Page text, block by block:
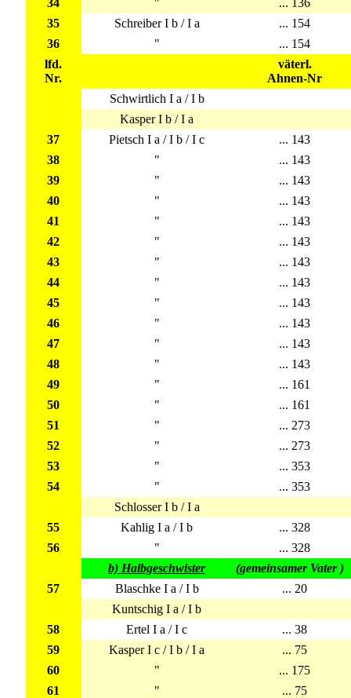
35
Schreiber I b / I a
... 154
36
"
... 154
lfd.
Nr.
väterl.
Ahnen-Nr
Schwirtlich I a / I b
Kasper I b / I a
37
Pietsch I a / I b / I c
... 143
38
"
... 143
39
"
... 143
40
"
... 143
41
"
... 143
42
"
... 143
43
"
... 143
44
"
... 143
45
"
... 143
46
"
... 143
47
"
... 143
48
"
... 143
49
"
... 161
50
"
... 161
51
"
... 273
52
"
... 273
53
"
... 353
54
"
... 353
Schlosser I b / I a
55
Kahlig I a / I b
... 328
56
"
... 328
b) Halbgeschwister
(gemeinsamer Vater )
57
Blaschke I a / I b
... 20
Kuntschig I a / I b
58
Ertel I a / I c
... 38
59
Kasper I c / I b / I a
... 75
60
"
... 175
61
"
... 75